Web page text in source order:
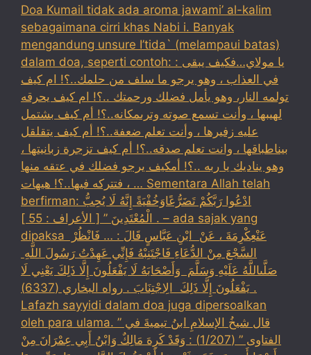
Doa Kumail tidak ada aroma jawami’ al-kalim
sebagaimana cirri khas Nabi i. Banyak
mengandung unsure I’tida` (melampaui batas)
dalam doa, seperti contoh: : يا مولاي…فكيف يبقى
في العذاب ، وهو يرجو ما سلف من حلمك..؟! ام كيف
تولمه النار، وهو يأمل فضلك ورحمتك ..؟! ام كيف يحرقه
لهيبها ، وأنت تسمع صوته وترىمكانه..؟! أم كيف بشتمل
عليه زفيرها ، وأنت تعلم ضعفة..؟! أم كيف يتقلقل
بيناطباقها ، وانت تعلم صدقه..؟! أم كيف تزجرة زبانيتها ،
وهو يناديك يا ربه ..؟! أمكيف يرجو فضلك في عتقه منها
، فتتركه فيها..؟! هيهات … Sementara Allah telah
berfirman: ادْعُوا رَبَّكُمْ تَضَرُّعًاوَخُفْيَةً إِنَّهُ لَا يُحِبُّ
الْمُعْتَدِينَ ” [ الأعراف : 55 ] . – ada sajak yang
dipaksa ‏عَنْ‏‏عِكْرِمَةَ ‏، ‏عَنْ ‏ ‏ابْنِ عَبَّاسٍ ‏‏قَالَ : … فَانْظُرْ ‏‏
السَّجْعَ ‏‏مِنْ الدُّعَاءِ فَاجْتَنِبْهُ فَإِنِّي عَهِدْتُ رَسُولَ اللَّهِ ‏
‏صَلَّىاللَّهُ عَلَيْهِ وَسَلَّمَ ‏ ‏وَأَصْحَابَهُ لَا يَفْعَلُونَ إِلَّا ذَلِكَ ‏‏يَعْنِي لَا
يَفْعَلُونَ إِلَّا ذَلِكَ ‏ ‏الِاجْتِنَابَ . رواه البخاري (6337) .
Lafazh sayyidi dalam doa juga dipersoalkan
oleh para ulama. قال شيخُ الإسلامِ ابنُ تيميةَ في ”
الفتاوى ” (1/207) : وَقَدْ كَرِهَ مَالِكٌ وَابْنُ أَبِي عِمْرَانَ مِنْ